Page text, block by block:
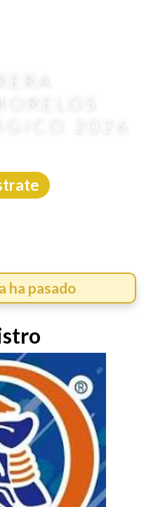
ha pasado